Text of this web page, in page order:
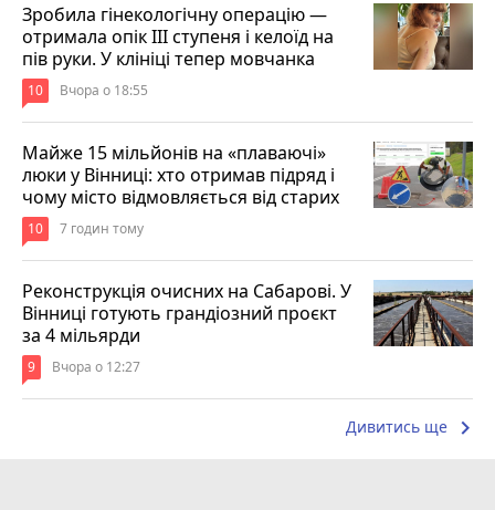
Зробила гінекологічну операцію —
отримала опік ІІІ ступеня і келоїд на
пів руки. У клініці тепер мовчанка
10 Вчора о 18:55
Майже 15 мільйонів на «плаваючі»
люки у Вінниці: хто отримав підряд і
чому місто відмовляється від старих
10 7 годин тому
Реконструкція очисних на Сабарові. У
Вінниці готують грандіозний проєкт
за 4 мільярди
9 Вчора о 12:27
Дивитись ще keyboard_arrow_right